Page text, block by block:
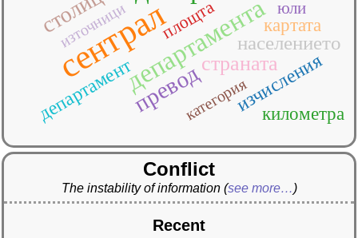
сентралдепартамента
преводстраната
населението
департамент изчисления
картата
километра
площта юли
източници
категория
Conflict
The instability of information (see more…)
Recent